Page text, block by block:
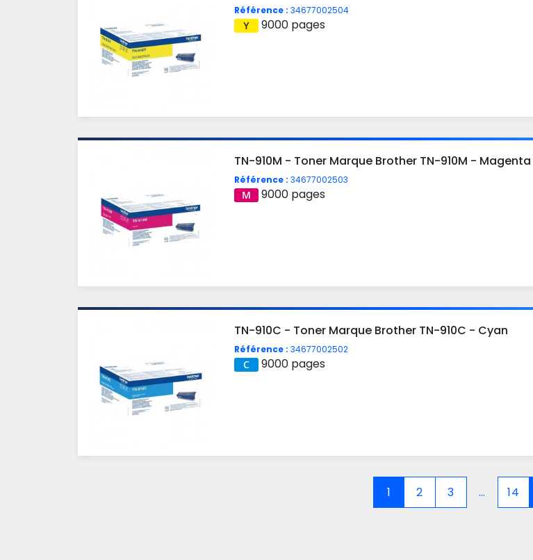
Référence : 34677002504
9000 pages
TN-910M - Toner Marque Brother TN-910M - Magenta
Référence : 34677002503
9000 pages
TN-910C - Toner Marque Brother TN-910C - Cyan
Référence : 34677002502
9000 pages
1 2 3 … 14